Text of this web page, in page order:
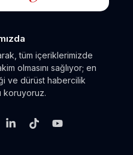
tüm içeriklerimizde
olmasını sağlıyor; en
ve dürüst habercilik
koruyoruz.